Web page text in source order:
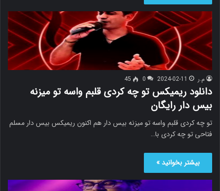
م.ر 2024-02-11
0
45
دانلود ریمیکس تو چه کردی قلبم واسه تو میزنه
بیس دار رایگان
تو چه کردی قلبم واسه تو میزنه بیس دار هم اکنون ریمیکس بیس دار مسلم
فتاحی تو چه کردی با…
بیشتر بخوانید »